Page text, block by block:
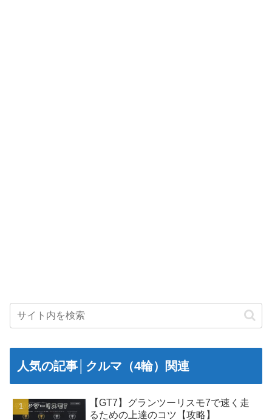
人気の記事│クルマ（4輪）関連
【GT7】グランツーリスモ7で速く走
るための上達のコツ【攻略】